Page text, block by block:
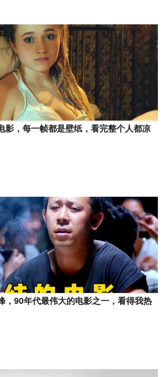
影，每一帧都是壁纸，看完整个人都凉
，90年代最伟大的电影之一，看得我热